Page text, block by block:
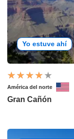
Yo estuve ahí
América del norte
Gran Cañón